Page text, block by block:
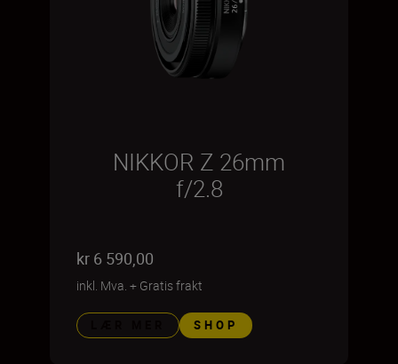
NIKKOR Z 26mm
f/2.8
kr 6 590,00
inkl. Mva. + Gratis frakt
SHOP